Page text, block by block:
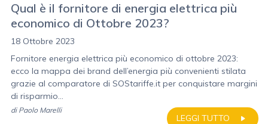
Qual è il fornitore di energia elettrica più
economico di Ottobre 2023?
18 Ottobre 2023
Fornitore energia elettrica più economico di ottobre 2023:
ecco la mappa dei brand dell’energia più convenienti stilata
grazie al comparatore di SOStariffe.it per conquistare margini
di risparmio...
LEGGI TUTTO
di Paolo Marelli